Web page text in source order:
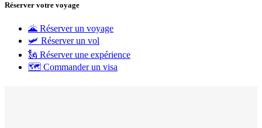
Réserver votre voyage
🌋 Réserver un voyage
🛩 Réserver un vol
🗽 Réserver une expérience
🗺 Commander un visa